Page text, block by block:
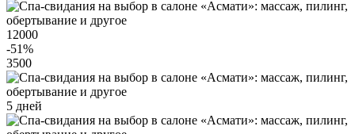
12000
-51%
3500
5 дней